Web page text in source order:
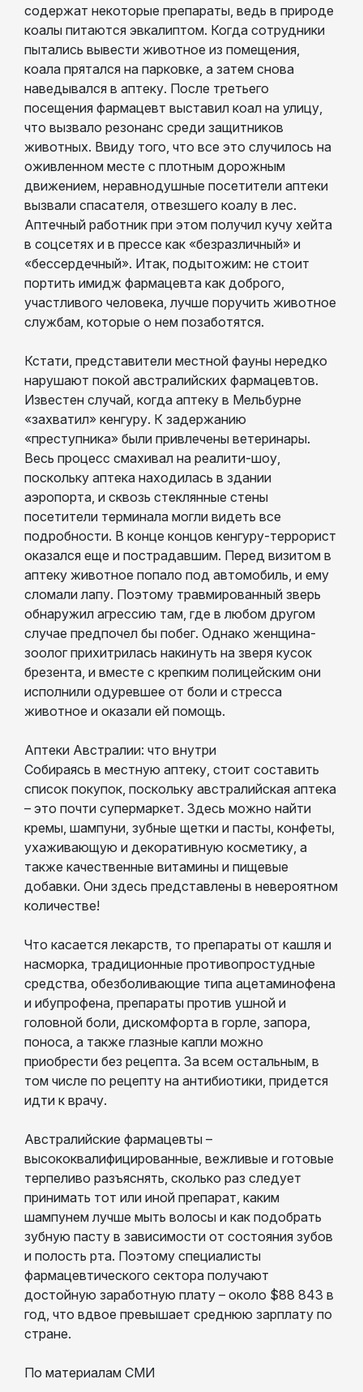
содержат некоторые препараты, ведь в природе
коалы питаются эвкалиптом. Когда сотрудники
пытались вывести животное из помещения,
коала прятался на парковке, а затем снова
наведывался в аптеку. После третьего
посещения фармацевт выставил коал на улицу,
что вызвало резонанс среди защитников
животных. Ввиду того, что все это случилось на
оживленном месте с плотным дорожным
движением, неравнодушные посетители аптеки
вызвали спасателя, отвезшего коалу в лес.
Аптечный работник при этом получил кучу хейта
в соцсетях и в прессе как «безразличный» и
«бессердечный». Итак, подытожим: не стоит
портить имидж фармацевта как доброго,
участливого человека, лучше поручить животное
службам, которые о нем позаботятся.
Кстати, представители местной фауны нередко
нарушают покой австралийских фармацевтов.
Известен случай, когда аптеку в Мельбурне
«захватил» кенгуру. К задержанию
«преступника» были привлечены ветеринары.
Весь процесс смахивал на реалити-шоу,
поскольку аптека находилась в здании
аэропорта, и сквозь стеклянные стены
посетители терминала могли видеть все
подробности. В конце концов кенгуру-террорист
оказался еще и пострадавшим. Перед визитом в
аптеку животное попало под автомобиль, и ему
сломали лапу. Поэтому травмированный зверь
обнаружил агрессию там, где в любом другом
случае предпочел бы побег. Однако женщина-
зоолог прихитрилась накинуть на зверя кусок
брезента, и вместе с крепким полицейским они
исполнили одуревшее от боли и стресса
животное и оказали ей помощь.
Аптеки Австралии: что внутри
Собираясь в местную аптеку, стоит составить
список покупок, поскольку австралийская аптека
– это почти супермаркет. Здесь можно найти
кремы, шампуни, зубные щетки и пасты, конфеты,
ухаживающую и декоративную косметику, а
также качественные витамины и пищевые
добавки. Они здесь представлены в невероятном
количестве!
Что касается лекарств, то препараты от кашля и
насморка, традиционные противопростудные
средства, обезболивающие типа ацетаминофена
и ибупрофена, препараты против ушной и
головной боли, дискомфорта в горле, запора,
поноса, а также глазные капли можно
приобрести без рецепта. За всем остальным, в
том числе по рецепту на антибиотики, придется
идти к врачу.
Австралийские фармацевты –
высококвалифицированные, вежливые и готовые
терпеливо разъяснять, сколько раз следует
принимать тот или иной препарат, каким
шампунем лучше мыть волосы и как подобрать
зубную пасту в зависимости от состояния зубов
и полость рта. Поэтому специалисты
фармацевтического сектора получают
достойную заработную плату – около $88 843 в
год, что вдвое превышает среднюю зарплату по
стране.
По материалам СМИ